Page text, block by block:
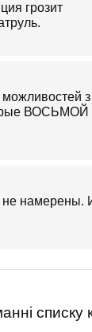
грозит
ВОСЬМОЙ
не намерены.
списку